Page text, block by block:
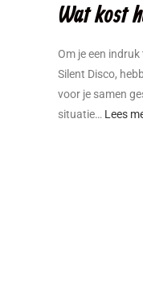
Wat kost
Om je een
Silent Disco,
voor je samen
situatie… Lees